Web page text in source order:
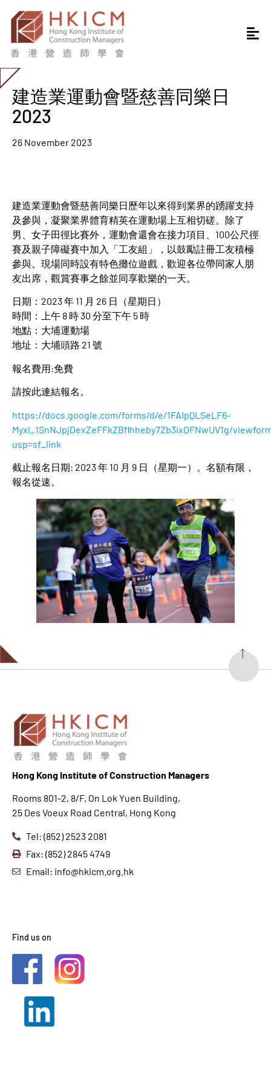
建造業運動會暨慈善同樂日
2023
26 November 2023
建造業運動會暨慈善同樂日歷年以來得到業界的踴躍支持
及參與，凝聚業界體育精英在運動場上互相切磋。除了
男、女子田徑比賽外，運動會還會在接力項目、100公尺徑
賽及親子障礙賽中加入「工友組」，以鼓勵註冊工友積極
參與。現場同時設有特色攤位遊戲，歡迎各位帶同家人朋
友出席，觀賞賽事之餘並同享歡樂的一天。
日期：2023 年 11 月 26 日（星期日）
時間：上午 8 時 30 分至下午 5 時
地點：大埔運動場
地址：大埔頭路 21 號
報名費用:免費
請按此連結報名。
https://docs.google.com/forms/d/e/1FAIpQLSeLF6-
Myxi_1SnNJpjDexZeFFkZBflhheby7Zb3ixOFNwUV1g/
usp=sf_link
截止報名日期: 2023 年 10 月 9 日（星期一）。名額有限，
報名從速。
Hong Kong Institute of Construction Managers
Rooms 801-2, 8/F, On Lok Yuen Building,
25 Des Voeux Road Central, Hong Kong
Tel: (852) 2523 2081
Fax: (852) 2845 4749
Email: info@hkicm.org.hk
Find us on